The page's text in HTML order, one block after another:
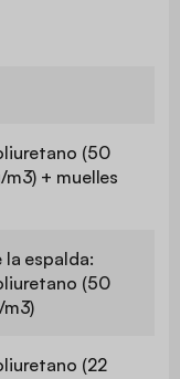
(50
+ muelles
espalda:
(50
(22